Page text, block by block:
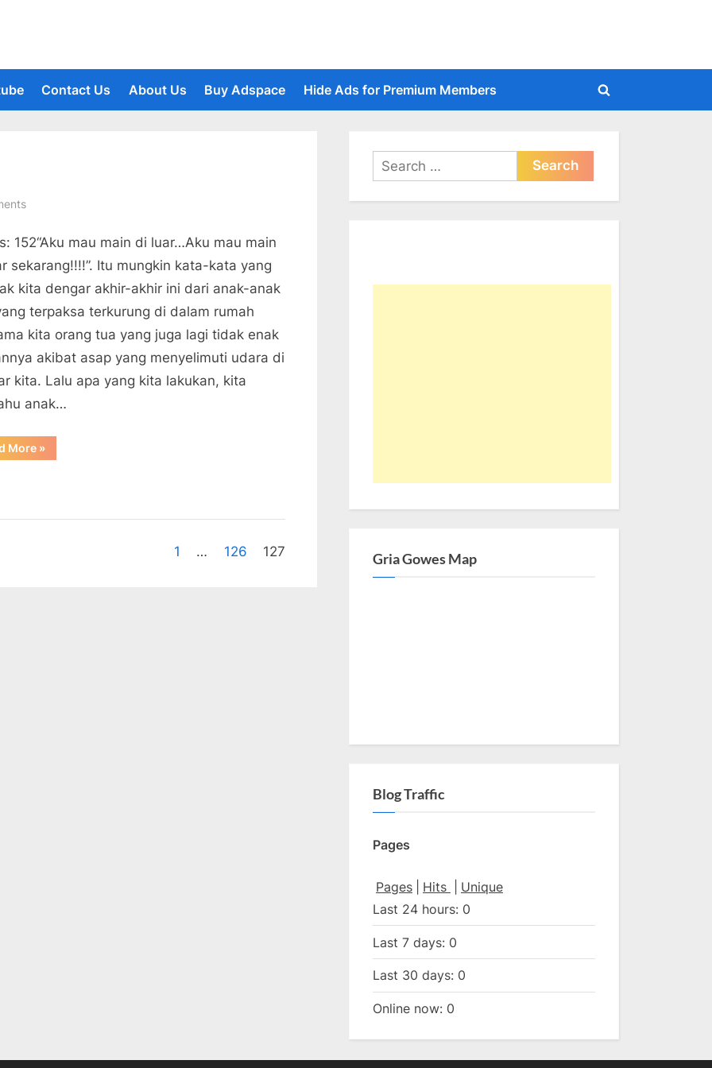
Contact Us About Us Buy Adspace Hide Ads for Premium Members
Toggle
on
dan
Anak
152“Aku mau main di luar…Aku mau main
sekarang!!!!”. Itu mungkin kata-kata yang
kita dengar akhir-akhir ini dari anak-anak
terpaksa terkurung di dalam rumah
kita orang tua yang juga lagi tidak enak
akibat asap yang menyelimuti udara di
kita. Lalu apa yang kita lakukan, kita
anak…
More“Asap
dan
»
1 … 126 127
Search
for:
Gria Gowes Map
Blog Traffic
Pages
Pages Hits
Unique
Last 24 hours: 0
Last 7 days: 0
Last 30 days: 0
Online now: 0